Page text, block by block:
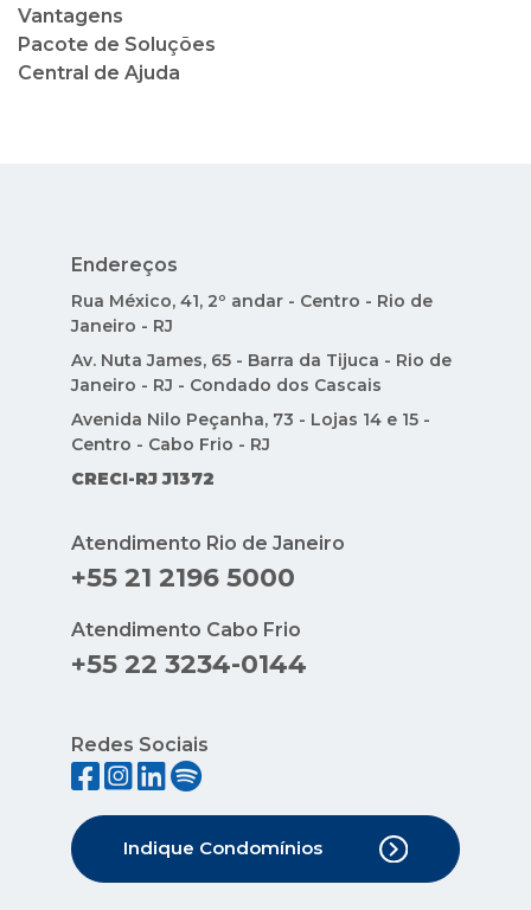
Vantagens
Pacote de Soluções
Central de Ajuda
Endereços
Rua México, 41, 2º andar - Centro - Rio de
Janeiro - RJ
Av. Nuta James, 65 - Barra da Tijuca - Rio de
Janeiro - RJ - Condado dos Cascais
Avenida Nilo Peçanha, 73 - Lojas 14 e 15 -
Centro - Cabo Frio - RJ
CRECI-RJ J1372
Atendimento Rio de Janeiro
+55 21 2196 5000
Atendimento Cabo Frio
+55 22 3234-0144
Redes Sociais
Indique Condomínios